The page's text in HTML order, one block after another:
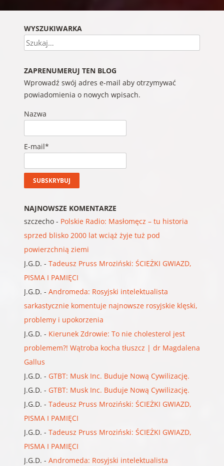
WYSZUKIWARKA
Szukaj
ZAPRENUMERUJ TEN BLOG
Wprowadź swój adres e-mail aby otrzymywać
powiadomienia o nowych wpisach.
Nazwa
E-mail*
NAJNOWSZE KOMENTARZE
szczecho- Polskie Radio: Masłomęcz – tu historia
sprzed blisko 2000 lat wciąż żyje tuż pod
powierzchnią ziemi
J.G.D. - Tadeusz Pruss Mroziński: ŚCIEŻKI GWIAZD,
PISMA I PAMIĘCI
J.G.D. - Andromeda: Rosyjski intelektualista
sarkastycznie komentuje najnowsze rosyjskie klęski,
problemy i upokorzenia
J.G.D. - Kierunek Zdrowie: To nie cholesterol jest
problemem?! Wątroba kocha tłuszcz | dr Magdalena
Gallus
J.G.D. - GTBT: Musk Inc. Buduje Nową Cywilizację.
J.G.D. - GTBT: Musk Inc. Buduje Nową Cywilizację.
J.G.D. - Tadeusz Pruss Mroziński: ŚCIEŻKI GWIAZD,
PISMA I PAMIĘCI
J.G.D. - Tadeusz Pruss Mroziński: ŚCIEŻKI GWIAZD,
PISMA I PAMIĘCI
J.G.D. - Andromeda: Rosyjski intelektualista